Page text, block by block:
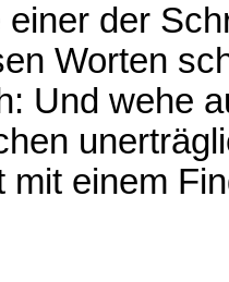
der
Worten
Und wehe
mit einem